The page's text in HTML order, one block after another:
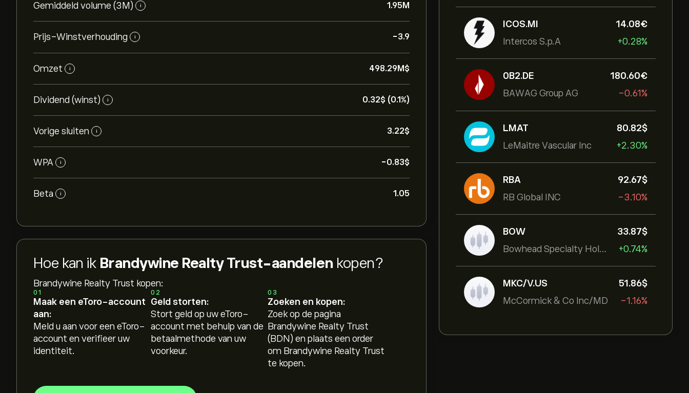
ICOS.MI
Intercos S.p.A
14.08‎€‎
+0.28%
0B2.DE
BAWAG Group AG
180.60‎€‎
-0.61%
LMAT
LeMaitre Vascular Inc
80.82‎$‎
+2.30%
RBA
RB Global INC
92.67‎$‎
-3.10%
BOW
Bowhead Specialty Holdings Inc
33.87‎$‎
+0.74%
MKC/V.US
McCormick & Co Inc/MD
51.86‎$‎
-1.16%
Gemiddeld volume (3M) i 1.95M
Prijs-Winstverhouding i -3.9
Omzet i 498.29M‎$‎
Dividend (winst) i 0.32‎$‎ (0.1%)
Vorige sluiten i 3.22‎$‎
WPA i -0.83‎$‎
Beta i 1.05
Hoe kan ik Brandywine Realty Trust-aandelenkopen?
Brandywine Realty Trust kopen:
01
Maak een eToro-account
aan:
Meld u aan voor een eToro-
account en verifieer uw
identiteit.
02
Geld storten:
Stort geld op uw eToro-
account met behulp van de
betaalmethode van uw
voorkeur.
03
Zoeken en kopen:
Zoek op de pagina
Brandywine Realty Trust
(BDN) en plaats een order
om Brandywine Realty Trust
te kopen.